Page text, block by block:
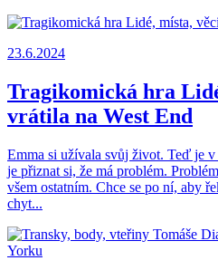
23.6.2024
Tragikomická hra
vrátila na West End
Emma si užívala svůj život. Teď je
je přiznat si, že má problém.
všem ostatním. Chce se po ní, aby
chyt...